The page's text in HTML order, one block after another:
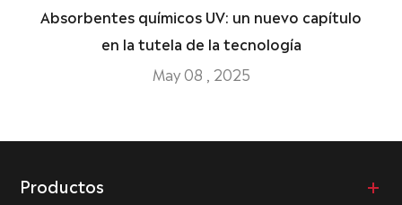
Absorbentes químicos UV: un nuevo capítulo
en la tutela de la tecnología
May 08 , 2025
Productos